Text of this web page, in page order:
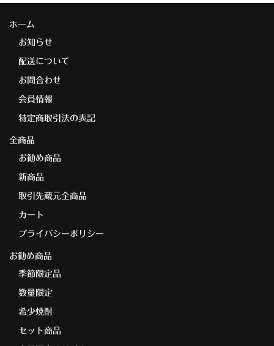
ホーム
お知らせ
配送について
お問合わせ
会員情報
特定商取引法の表記
全商品
お勧め商品
新商品
取引先蔵元全商品
カート
プライバシーポリシー
お勧め商品
季節限定品
数量限定
希少焼酎
セット商品